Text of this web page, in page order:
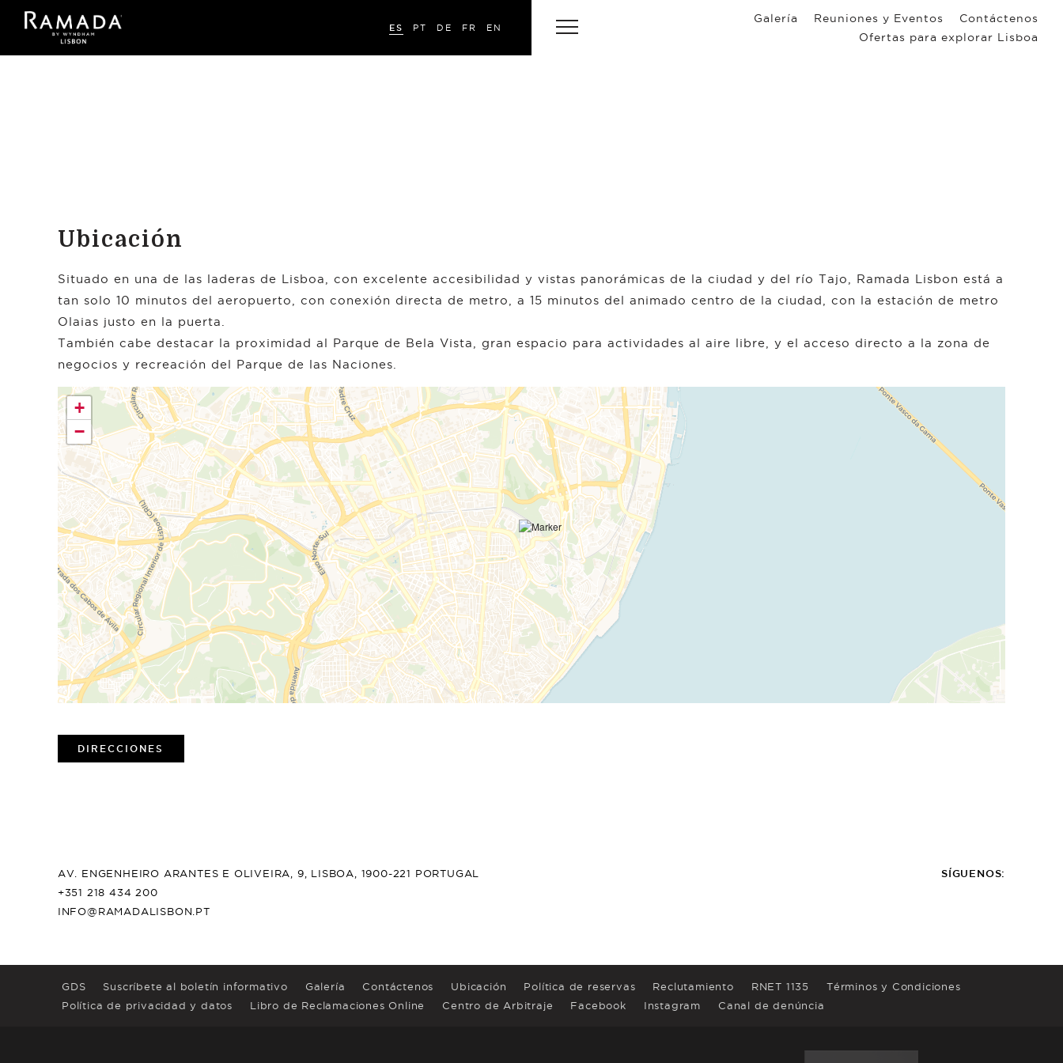
Galería Reuniones y Eventos
Contáctenos
Ofertas para explorar Lisboa
EN
FR
DE
PT
ES
Ubicación
Situado en una de las laderas de Lisboa, con excelente accesibilidad y vistas panorámicas de la ciudad y del río Tajo, Ramada Lisbon está a
tan solo 10 minutos del aeropuerto, con conexión directa de metro, a 15 minutos del animado centro de la ciudad, con la estación de metro
Olaias justo en la puerta.
También cabe destacar la proximidad al Parque de Bela Vista, gran espacio para actividades al aire libre, y el acceso directo a la zona de
negocios y recreación del Parque de las Naciones.
+
−
DIRECCIONES
AV. ENGENHEIRO ARANTES E OLIVEIRA, 9, LISBOA, 1900-221 PORTUGAL
+351 218 434 200
INFO@RAMADALISBON.PT
SÍGUENOS:
GDS Suscríbete al boletín informativo Galería Contáctenos Ubicación Política de reservas Reclutamiento RNET 1135
Términos y Condiciones
Política de privacidad y datos
Libro de Reclamaciones Online Centro de Arbitraje Facebook Instagram Canal de denúncia